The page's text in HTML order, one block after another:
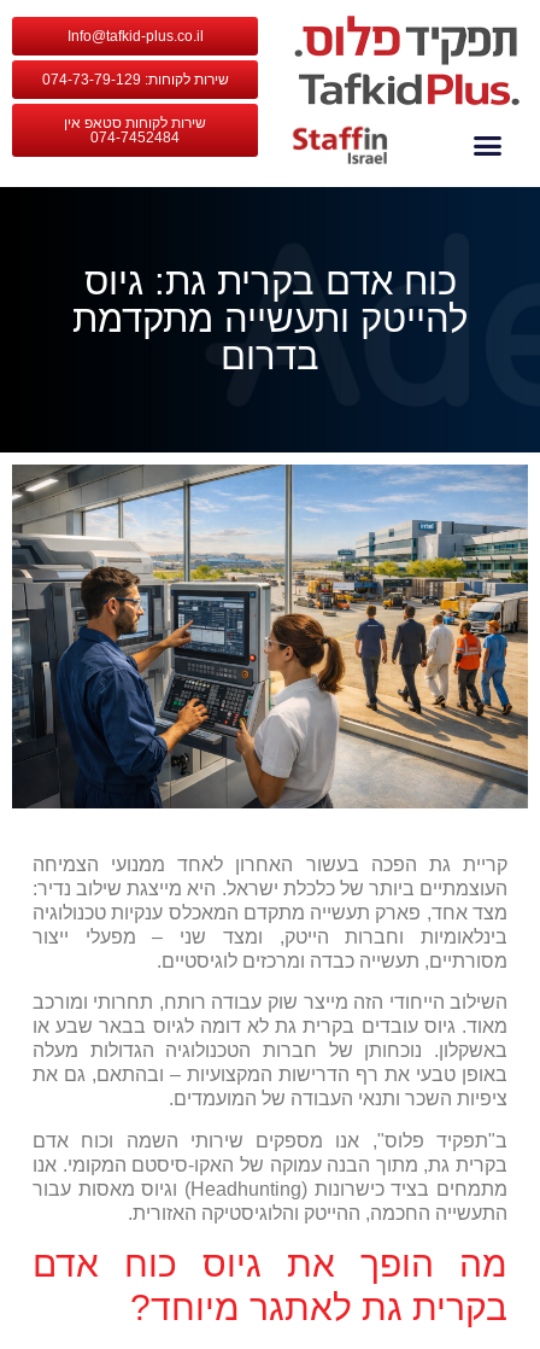
Info@tafkid-plus.co.il
שירות לקוחות: 074-73-79-129
שירות לקוחות סטאפ אין
074-7452484
כוח אדם בקרית גת: גיוס
להייטק ותעשייה מתקדמת
בדרום
קריית גת הפכה בעשור האחרון לאחד ממנועי הצמיחה
העוצמתיים ביותר של כלכלת ישראל. היא מייצגת שילוב נדיר:
מצד אחד, פארק תעשייה מתקדם המאכלס ענקיות טכנולוגיה
בינלאומיות וחברות הייטק, ומצד שני – מפעלי ייצור
מסורתיים, תעשייה כבדה ומרכזים לוגיסטיים.
השילוב הייחודי הזה מייצר שוק עבודה רותח, תחרותי ומורכב
מאוד. גיוס עובדים בקרית גת לא דומה לגיוס בבאר שבע או
באשקלון. נוכחותן של חברות הטכנולוגיה הגדולות מעלה
באופן טבעי את רף הדרישות המקצועיות – ובהתאם, גם את
ציפיות השכר ותנאי העבודה של המועמדים.
ב"תפקיד פלוס", אנו מספקים שירותי השמה וכוח אדם
בקרית גת, מתוך הבנה עמוקה של האקו-סיסטם המקומי. אנו
מתמחים בציד כישרונות (Headhunting) וגיוס מאסות עבור
התעשייה החכמה, ההייטק והלוגיסטיקה האזורית.
מה הופך את גיוס כוח אדם
בקרית גת לאתגר מיוחד?